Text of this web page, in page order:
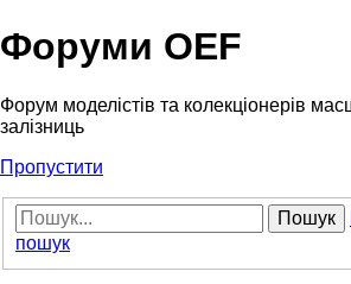
Форуми OEF
Форум моделістів та колекціонерів
залізниць
Пропустити
Пошук
пошук